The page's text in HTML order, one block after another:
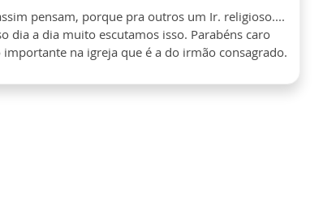
pensam, porque pra outros um Ir. religioso....
dia a dia muito escutamos isso. Parabéns caro
na igreja que é a do irmão consagrado.